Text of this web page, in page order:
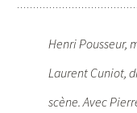
Henri Pousseur,
Laurent Cuniot,
scène. Avec